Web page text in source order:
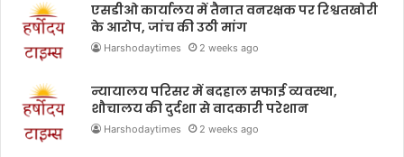
एसडीओ कार्यालय में तैनात वनरक्षक पर रिश्वतखोरी
के आरोप, जांच की उठी मांग
Harshodaytimes 2 weeks ago
न्यायालय परिसर में बदहाल सफाई व्यवस्था,
शौचालय की दुर्दशा से वादकारी परेशान
Harshodaytimes 2 weeks ago